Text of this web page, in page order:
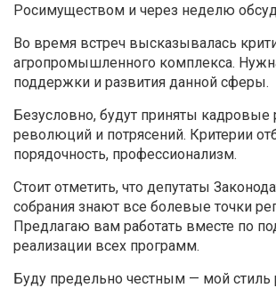
Росимуществом и через неделю
Во время встреч высказывалась
агропромышленного комплекса.
поддержки и развития данной сферы.
Безусловно, будут приняты кадровые
революций и потрясений. Критерии
порядочность, профессионализм.
Стоит отметить, что депутаты
собрания знают все болевые точки
Предлагаю вам работать вместе по
реализации всех программ.
Буду предельно честным — мой стиль